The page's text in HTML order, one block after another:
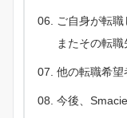
ご自身が転
またその転
他の転職希望
今後、